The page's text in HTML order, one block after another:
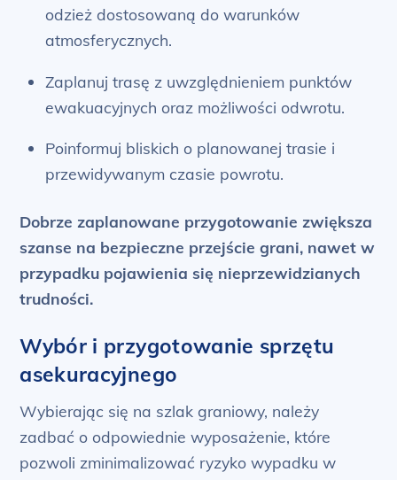
odzież dostosowaną do warunków
atmosferycznych.
Zaplanuj trasę z uwzględnieniem punktów
ewakuacyjnych oraz możliwości odwrotu.
Poinformuj bliskich o planowanej trasie i
przewidywanym czasie powrotu.
Dobrze zaplanowane przygotowanie zwiększa
szanse na bezpieczne przejście grani, nawet w
przypadku pojawienia się nieprzewidzianych
trudności.
Wybór i przygotowanie sprzętu
asekuracyjnego
Wybierając się na szlak graniowy, należy
zadbać o odpowiednie wyposażenie, które
pozwoli zminimalizować ryzyko wypadku w